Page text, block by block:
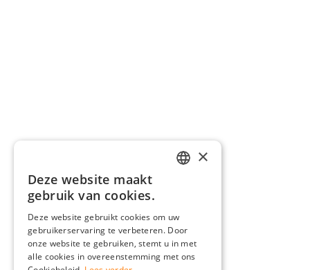
FRENCH
ITALIAN
×
Deze website maakt
gebruik van cookies.
Deze website gebruikt cookies om uw
gebruikerservaring te verbeteren. Door
onze website te gebruiken, stemt u in met
alle cookies in overeenstemming met ons